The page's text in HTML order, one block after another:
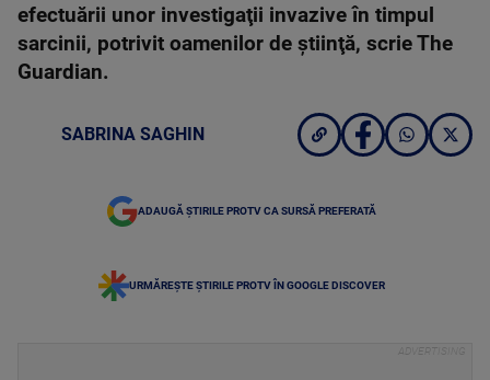
efectuării unor investigaţii invazive în timpul
sarcinii, potrivit oamenilor de ştiinţă, scrie The
Guardian.
SABRINA SAGHIN
ADAUGĂ ȘTIRILE PROTV CA SURSĂ PREFERATĂ
URMĂREȘTE ȘTIRILE PROTV ÎN GOOGLE DISCOVER